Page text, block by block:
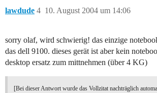
lawdude 10. August 2004 um 14:06
4
sorry olaf, wird schwierig! das einzige
das dell 9100. dieses gerät ist aber kein
desktop ersatz zum mittnehmen (über 4 KG)
[Bei dieser Antwort wurde das Vollzitat nachträglich